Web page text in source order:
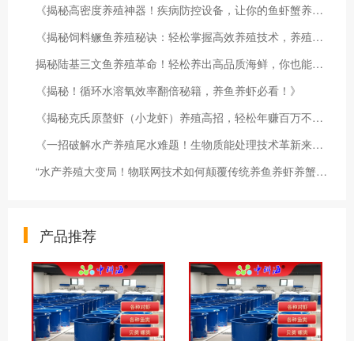
《揭秘高密度养殖神器！疾病防控设备，让你的鱼虾蟹养殖无忧》
《揭秘饲料鳜鱼养殖秘诀：轻松掌握高效养殖技术，养殖户必看！》
揭秘陆基三文鱼养殖革命！轻松养出高品质海鲜，你也能做到！
《揭秘！循环水溶氧效率翻倍秘籍，养鱼养虾必看！》
《揭秘克氏原螯虾（小龙虾）养殖高招，轻松年赚百万不是梦！》
《一招破解水产养殖尾水难题！生物质能处理技术革新来袭！》
“水产养殖大变局！物联网技术如何颠覆传统养鱼养虾养蟹模式？”
产品推荐